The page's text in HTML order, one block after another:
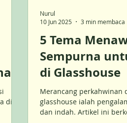
di
5 Tema
Sempurna
di Glasshouse
Merancang perkahwinan
glasshouse ialah
dan indah. Artikel ini
Nurul
10 Jun 2025
3 min membaca